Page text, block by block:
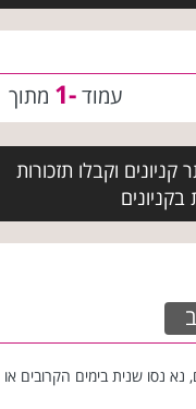
עמוד-1 מתוך
וקבלו תזכורות
בקניונים
נא נסו שנית בימים הקרובים או